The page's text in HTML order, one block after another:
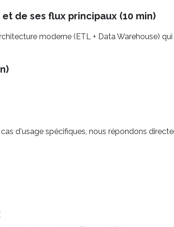
de ses flux principaux (10 min)
moderne (ETL + Data Warehouse) qui
d'usage spécifiques, nous répondons